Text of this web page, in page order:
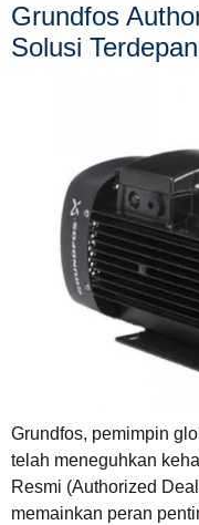
Grundfos
Solusi
Grundfos, pemimpin
telah meneguhkan
Resmi (Authorized
memainkan peran